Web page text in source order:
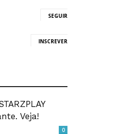
SEGUIR
INSCREVER
Veja!
0